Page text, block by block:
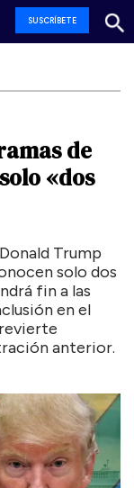
SUSCRÍBETE
de
solo «dos
Trump
solo dos
fin a las
en el
anterior.